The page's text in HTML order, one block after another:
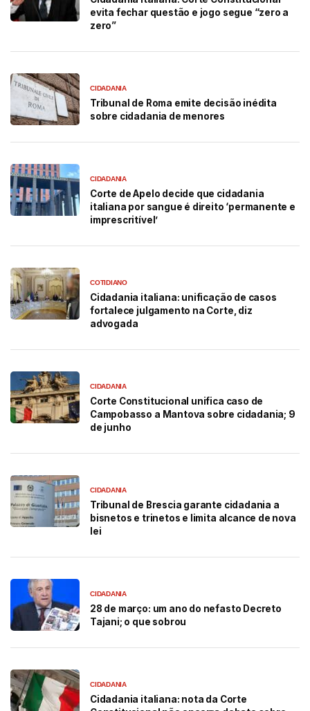
evita fechar questão e jogo segue “zero a
zero”
CIDADANIA
Tribunal de Roma emite decisão inédita
sobre cidadania de menores
CIDADANIA
Corte de Apelo decide que cidadania
italiana por sangue é direito ‘permanente e
imprescritível’
COTIDIANO
Cidadania italiana: unificação de casos
fortalece julgamento na Corte, diz
advogada
CIDADANIA
Corte Constitucional unifica caso de
Campobasso a Mantova sobre cidadania; 9
de junho
CIDADANIA
Tribunal de Brescia garante cidadania a
bisnetos e trinetos e limita alcance de nova
lei
CIDADANIA
28 de março: um ano do nefasto Decreto
Tajani; o que sobrou
CIDADANIA
Cidadania italiana: nota da Corte